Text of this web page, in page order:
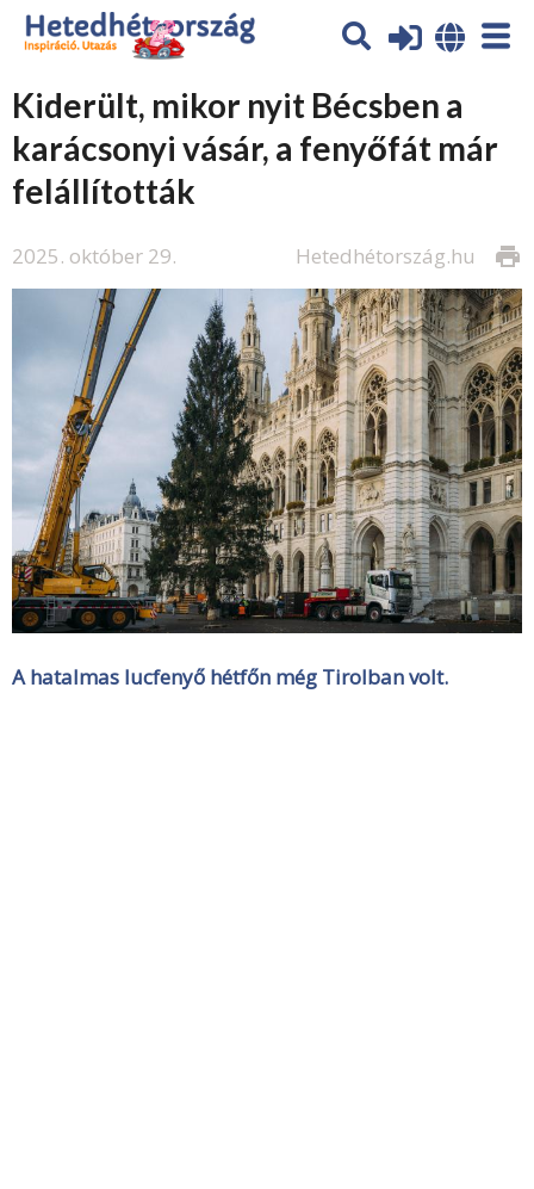
Kiderült, mikor nyit Bécsben a
karácsonyi vásár, a fenyőfát már
felállították
2025. október 29. print
Hetedhétország.hu
A hatalmas lucfenyő hétfőn még Tirolban volt.